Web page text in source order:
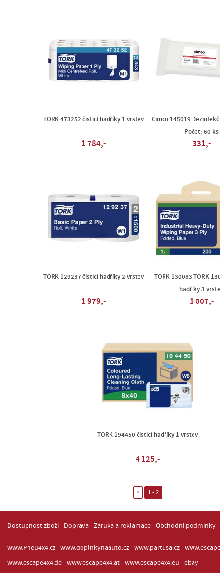
TORK 473252 čisticí hadříky 1 vrstev
1 784,-
Cimco 145019
Počet: 60 ks
331,-
TORK 129237 čisticí hadříky 2 vrstev
1 979,-
TORK 130083 TORK
hadříky 3
1 007,-
TORK 194450 čisticí hadříky 1 vrstev
4 125,-
< 1 - 2
Dostupnost zboží Doprava Záruka a reklamace Obchodní podmínky
www.Pneu4x4.cz www.doplnkynaauto.cz www.partusa.cz
www.escape4x4.de
www.escape4x4.at www.escape4x4.eu ebay